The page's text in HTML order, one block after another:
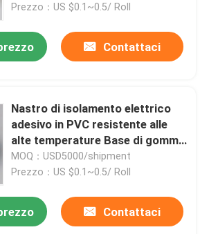
Prezzo：US $0.1~0.5/ Roll
Contattaci
Nastro di isolamento elettrico
adesivo in PVC resistente alle
alte temperature Base di gomma
blu
MOQ：USD5000/shipment
Prezzo：US $0.1~0.5/ Roll
Contattaci